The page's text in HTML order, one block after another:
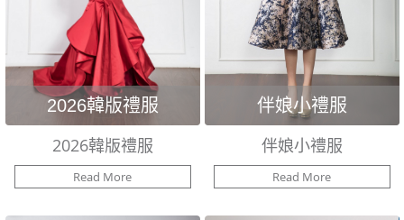
2026韓版禮服
2026韓版禮服
Read More
伴娘小禮服
伴娘小禮服
Read More